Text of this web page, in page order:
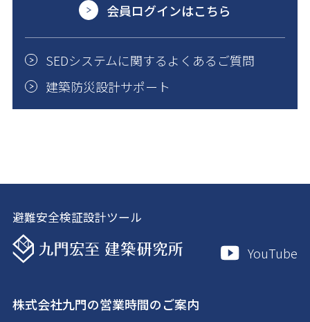
会員ログインはこちら
SEDシステムに関するよくあるご質問
建築防災設計サポート
避難安全検証設計ツール
YouTube
株式会社九門の営業時間のご案内